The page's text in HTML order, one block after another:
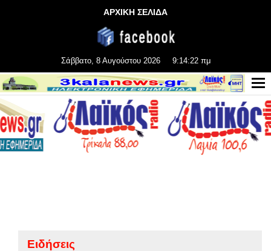
ΑΡΧΙΚΗ ΣΕΛΙΔΑ
Σάββατο, 8 Αυγούστου 2026 9:14:23 πμ
Ειδήσεις